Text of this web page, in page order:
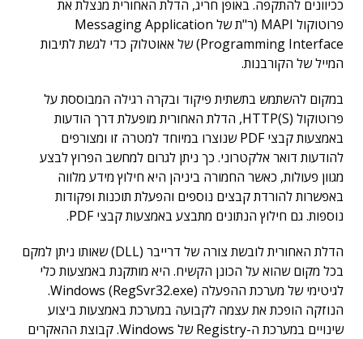
ככיוונים להתקפה. באופן חריג, הדלת האחורית מנצלת את
פרוטוקול MAPI (ר"ת של Messaging Application
Programming Interface) של אאוטלוק כדי לגשת לתיבות
המייל של הקורבנות.
במקום להשתמש בתשתית פיקוד ובקרה רגילה המבוססת על
פרוטוקול HTTP(S), הדלת האחורית מופעלת דרך הודעות
באמצעות קבצי PDF שנוצרו במיוחד למטרה זו ומצורפים
להודעות דואר אלקטרוני. כך ניתן לגרום למחשב הפרוץ לבצע
מגוון פעולות, כאשר החמורה ביניהן היא חילוץ מידע מלווה
באפשרות להורדת קבצים נוספים והפעלת תוכנות ופקודות
נוספות. גם חילוץ הנתונים מתבצע באמצעות קבצי PDF.
הדלת האחורית לובשת צורה של דרייבר (DLL) שאותו ניתן למקם
בכל מקום שהוא על הכונן הקשיח. היא מותקנת באמצעות כלי
לגיטימי של מערכת ההפעלה Windows (RegSvr32.exe).
הנוזקה הופכת את עצמה לקבועה במערכת באמצעות ביצוע
שינויים במערכת ה-Registry של Windows. קבוצת ההאקרים